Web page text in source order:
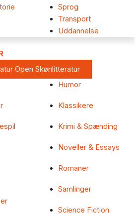
Sprog
Transport
Uddannelse
Open Skønlitteratur
Humor
Klassikere
Krimi & Spænding
Noveller & Essays
Romaner
Samlinger
Science Fiction